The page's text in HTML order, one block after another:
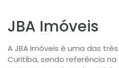
JBA Imóveis
A JBA Imóveis é uma das
Curitiba, sendo referência